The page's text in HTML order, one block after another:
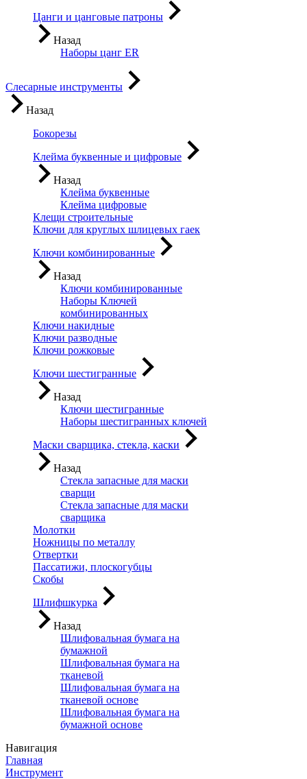
Цанги и цанговые патроны
Назад
Наборы цанг ER
Слесарные инструменты
Назад
Бокорезы
Клейма буквенные и цифровые
Назад
Клейма буквенные
Клейма цифровые
Клещи строительные
Ключи для круглых шлицевых гаек
Ключи комбинированные
Назад
Ключи комбинированные
Наборы Ключей
комбинированных
Ключи накидные
Ключи разводные
Ключи рожковые
Ключи шестигранные
Назад
Ключи шестигранные
Наборы шестигранных ключей
Маски сварщика, стекла, каски
Назад
Стекла запасные для маски
сварщи
Стекла запасные для маски
сварщика
Молотки
Ножницы по металлу
Отвертки
Пассатижи, плоскогубцы
Скобы
Шлифшкурка
Назад
Шлифовальная бумага на
бумажной
Шлифовальная бумага на
тканевой
Шлифовальная бумага на
тканевой основе
Шлифовальная бумага на
бумажной основе
Навигация
Главная
Инструмент